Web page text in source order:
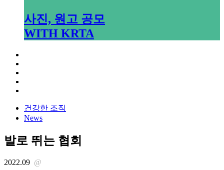
사진, 원고 공모
WITH KRTA
건강한 조직
News
발로 뛰는 협회
2022.09 @